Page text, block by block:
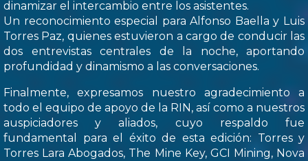
dinamizar el intercambio entre los asistentes.
Un reconocimiento especial para Alfonso Baella y Luis
Torres Paz, quienes estuvieron a cargo de conducir las
dos entrevistas centrales de la noche, aportando
profundidad y dinamismo a las conversaciones.
Finalmente, expresamos nuestro agradecimiento a
todo el equipo de apoyo de la RIN, así como a nuestros
auspiciadores y aliados, cuyo respaldo fue
fundamental para el éxito de esta edición: Torres y
Torres Lara Abogados, The Mine Key, GCI Mining, Nova